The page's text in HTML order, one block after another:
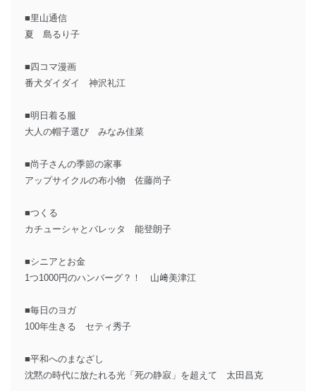
■里山通信
夏 島るり子
■四コマ漫画
番犬ダイダイ 神沢礼江
■明日着る服
大人の帽子選び みなみ佳菜
■尚子さんの季節の家事
アップサイクルの布小物 佐藤尚子
■つくる
カチューシャとバレッタ 能登朗子
■シニアとお金
1つ1000円のハンバーグ？！ 山﨑美津江
■毎日のヨガ
100年生きる セティ秀子
■平和へのまなざし
沈黙の時代に放たれる光「死の静寂」を超えて 太田昌克